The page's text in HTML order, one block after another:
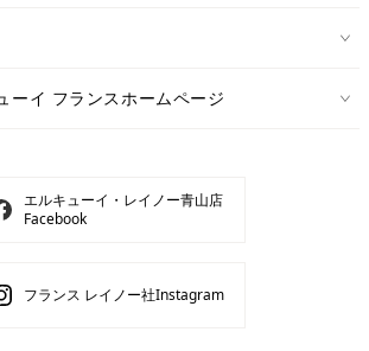
ーイ フランスホームページ
エルキューイ・レイノー青山店
Facebook
フランス レイノー社Instagram